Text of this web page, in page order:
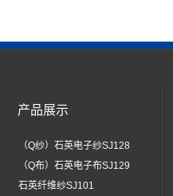
产品展示
（Q纱）石英电子纱SJ128
（Q布）石英电子布SJ129
石英纤维纱SJ101